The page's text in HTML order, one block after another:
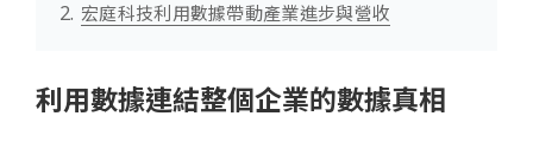
宏庭科技利用數據帶動產業進步與營收
利用數據連結整個企業的數據真相